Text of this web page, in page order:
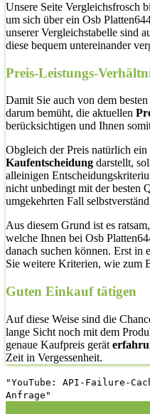
Unsere Seite Vergleichsfrosch
um sich über ein Osb
unserer Vergleichstabelle sind
diese bequem untereinander
Preis-Leistungs-
Damit Sie auch von dem
darum bemüht, die aktuellen
berücksichtigen und Ihnen
Obgleich der Preis natürlich
Kaufentscheidung darstellt,
alleinigen
nicht unbedingt mit der besten
umgekehrten Fall
Aus diesem Grund ist es
welche Ihnen bei Osb
danach suchen können. Erst in
Sie weitere Kriterien, wie zum
Guten Einkauf tätigen
Auf diese Weise sind die
lange Sicht noch mit dem
genaue Kaufpreis gerät
Zeit in Vergessenheit.
"YouTube: API-Failure-
Anfrage"